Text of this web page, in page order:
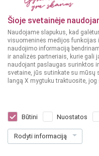
Šioje svetainėje
Naudojame slapukus, kad
visuomeninės medijos funkcijas
naudojimo informaciją
ir analizės partneriais, kurie gali
naudojant paslaugas surinktos
svetaine, jūs sutinkate su
langą X mygtuku traktuosite,
Būtini Nuostatos
Rodyti informaciją
Peter Bott Pinot
Dar nėra balsų, galite įvertinti
49